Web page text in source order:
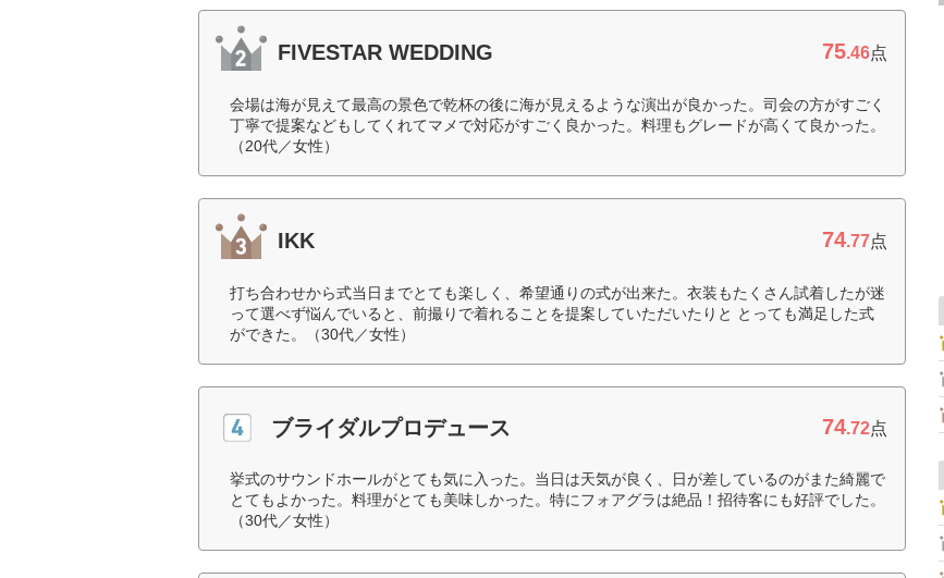
FIVESTAR WEDDING 75.46点
会場は海が見えて最高の景色で乾杯の後に海が見えるような演出が良かった。司会の方がすごく
丁寧で提案などもしてくれてマメで対応がすごく良かった。料理もグレードが高くて良かった。
（20代／女性）
IKK 74.77点
打ち合わせから式当日までとても楽しく、希望通りの式が出来た。衣装もたくさん試着したが迷
って選べず悩んでいると、前撮りで着れることを提案していただいたりと とっても満足した式
ができた。（30代／女性）
ブライダルプロデュース 74.72点
挙式のサウンドホールがとても気に入った。当日は天気が良く、日が差しているのがまた綺麗で
とてもよかった。料理がとても美味しかった。特にフォアグラは絶品！招待客にも好評でした。
（30代／女性）